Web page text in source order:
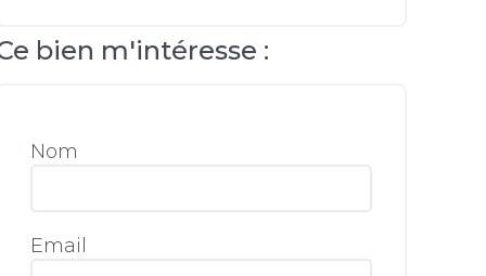
bien m'intéresse :
Nom
Email